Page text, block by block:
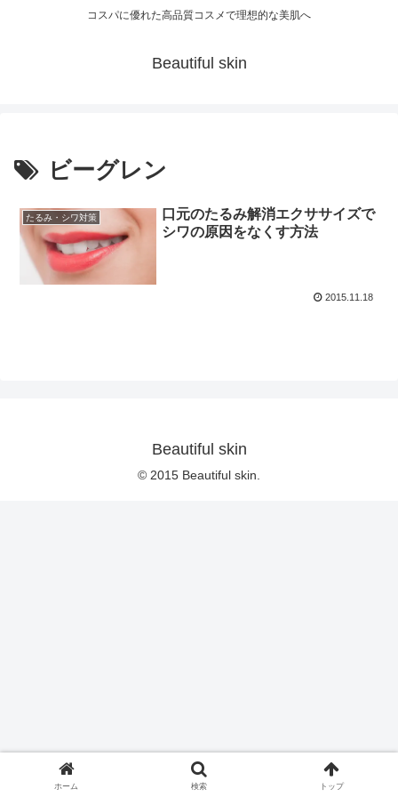
コスパに優れた高品質コスメで理想的な美肌へ
Beautiful skin
ビーグレン
たるみ・シワ対策
口元のたるみ解消エクササイズで
シワの原因をなくす方法
2015.11.18
Beautiful skin
© 2015 Beautiful skin.
ホーム 検索 トップ